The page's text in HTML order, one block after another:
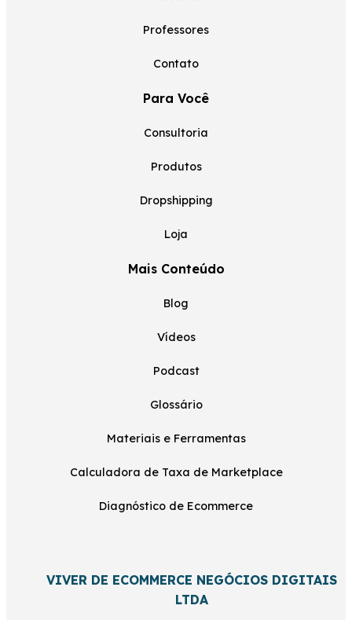
Professores
Contato
Para Você
Consultoria
Produtos
Dropshipping
Loja
Mais Conteúdo
Blog
Vídeos
Podcast
Glossário
Materiais e Ferramentas
Calculadora de Taxa de Marketplace
Diagnóstico de Ecommerce
VIVER DE ECOMMERCE NEGÓCIOS DIGITAIS
LTDA